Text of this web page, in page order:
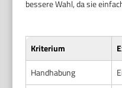
bessere Wahl, da sie
Kriterium
Handhabung